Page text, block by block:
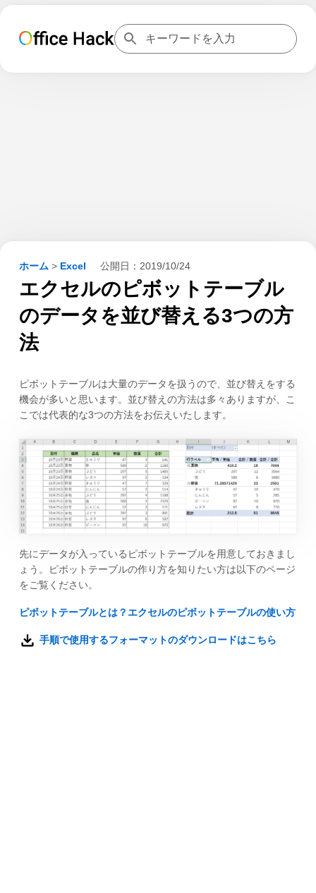
ホーム > Excel 公開日： 2019/10/24
エクセルのピボットテーブル
のデータを並び替える3つの方
法
ピボットテーブルは大量のデータを扱うので、並び替えをする
機会が多いと思います。並び替えの方法は多々ありますが、こ
こでは代表的な3つの方法をお伝えいたします。
先にデータが入っているピボットテーブルを用意しておきまし
ょう。ピボットテーブルの作り方を知りたい方は以下のページ
をご覧ください。
ピボットテーブルとは？エクセルのピボットテーブルの使い方
手順で使用するフォーマットのダウンロードはこちら